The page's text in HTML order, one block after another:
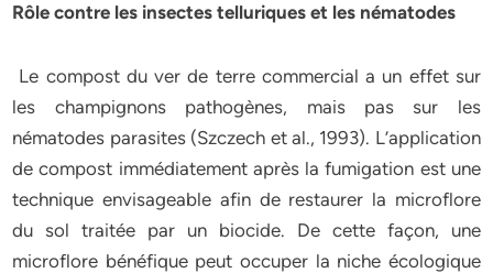
Rôle contre les insectes telluriques et les nématodes
Le compost du ver de terre commercial a un effet sur
les champignons pathogènes, mais pas sur les
nématodes parasites (Szczech et al., 1993). L’application
de compost immédiatement après la fumigation est une
technique envisageable afin de restaurer la microflore
du sol traitée par un biocide. De cette façon, une
microflore bénéfique peut occuper la niche écologique